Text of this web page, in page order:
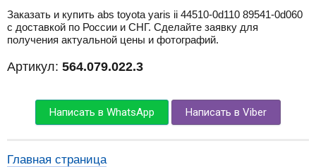
Заказать и купить abs toyota yaris ii 44510-0d110 89541-0d060
с доставкой по России и СНГ. Сделайте заявку для
получения актуальной цены и фотографий.
Артикул: 564.079.022.3
Написать в WhatsApp Написать в Viber
Главная страница